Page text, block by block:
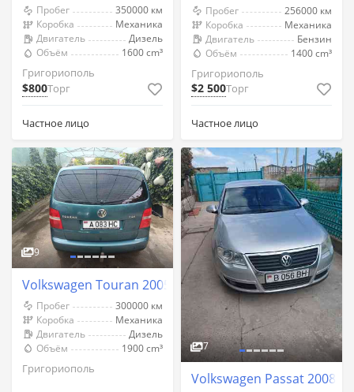
Пробег
350000 км
Коробка
Механика
Двигатель
Дизель
Объём
1600 cm³
Григориополь
$800Торг
Частное лицо
Пробег
256000 км
Коробка
Механика
Двигатель
Бензин
Объём
1400 cm³
Григориополь
$2 500Торг
Частное лицо
9
Volkswagen Touran 2005 год Григориополь
Пробег
300000 км
Коробка
Механика
Двигатель
Дизель
Объём
1900 cm³
Григориополь
7
Volkswagen Passat 2008